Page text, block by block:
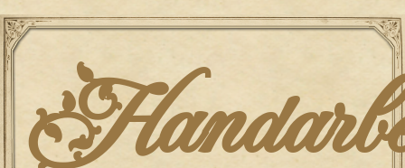
Skip
to
content